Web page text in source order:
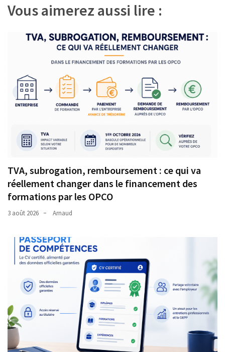
Vous aimerez aussi lire :
TVA, subrogation, remboursement : ce qui va
réellement changer dans le financement des
formations par les OPCO
3 août 2026 Arnaud